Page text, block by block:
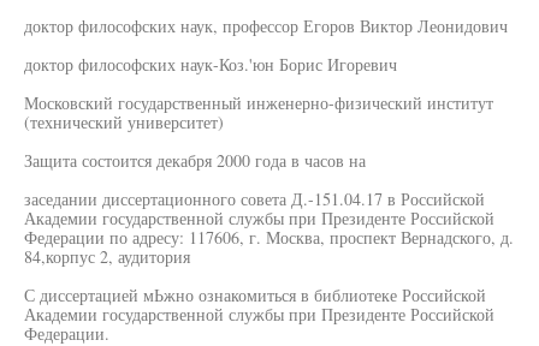
доктор философских наук, профессор Егоров Виктор Леонидович
доктор философских наук-Коз.'юн Борис Игоревич
Московский государственный инженерно-физический институт
(технический университет)
Защита состоится декабря 2000 года в часов на
заседании диссертационного совета Д.-151.04.17 в Российской
Академии государственной службы при Президенте Российской
Федерации по адресу: 117606, г. Москва, проспект Вернадского, д.
84,корпус 2, аудитория
С диссертацией мЬжно ознакомиться в библиотеке Российской
Академии государственной службы при Президенте Российской
Федерации.